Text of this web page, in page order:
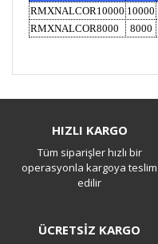
RMXNALCOR10000 10000
RMXNALCOR8000
8000
HIZLI KARGO
Tüm siparişler hızlı bir
operasyonla kargoya teslim
edilir
ÜCRETSİZ KARGO